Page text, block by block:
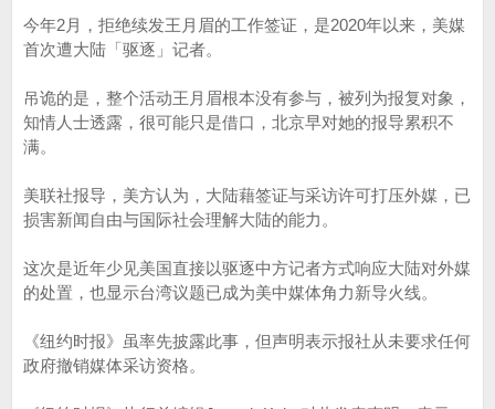
今年2月，拒绝续发王月眉的工作签证，是2020年以来，美媒
首次遭大陆「驱逐」记者。
吊诡的是，整个活动王月眉根本没有参与，被列为报复对象，
知情人士透露，很可能只是借口，北京早对她的报导累积不
满。
美联社报导，美方认为，大陆藉签证与采访许可打压外媒，已
损害新闻自由与国际社会理解大陆的能力。
这次是近年少见美国直接以驱逐中方记者方式响应大陆对外媒
的处置，也显示台湾议题已成为美中媒体角力新导火线。
《纽约时报》虽率先披露此事，但声明表示报社从未要求任何
政府撤销媒体采访资格。